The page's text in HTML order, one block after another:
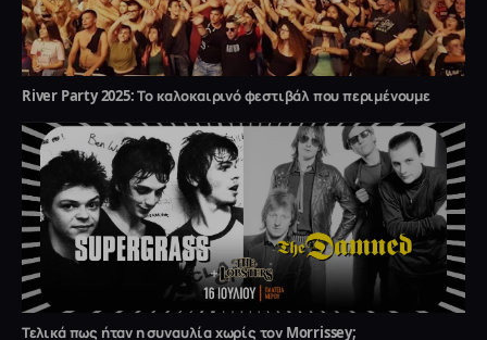
River Party 2025: Το καλοκαιρινό φεστιβάλ που περιμένουμε
Τελικά πως ήταν η συναυλία χωρίς τον Morrissey;